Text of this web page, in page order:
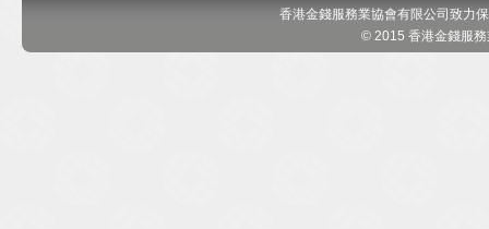
香港金錢服務業協會有限公司致力
© 2015 香港金錢服